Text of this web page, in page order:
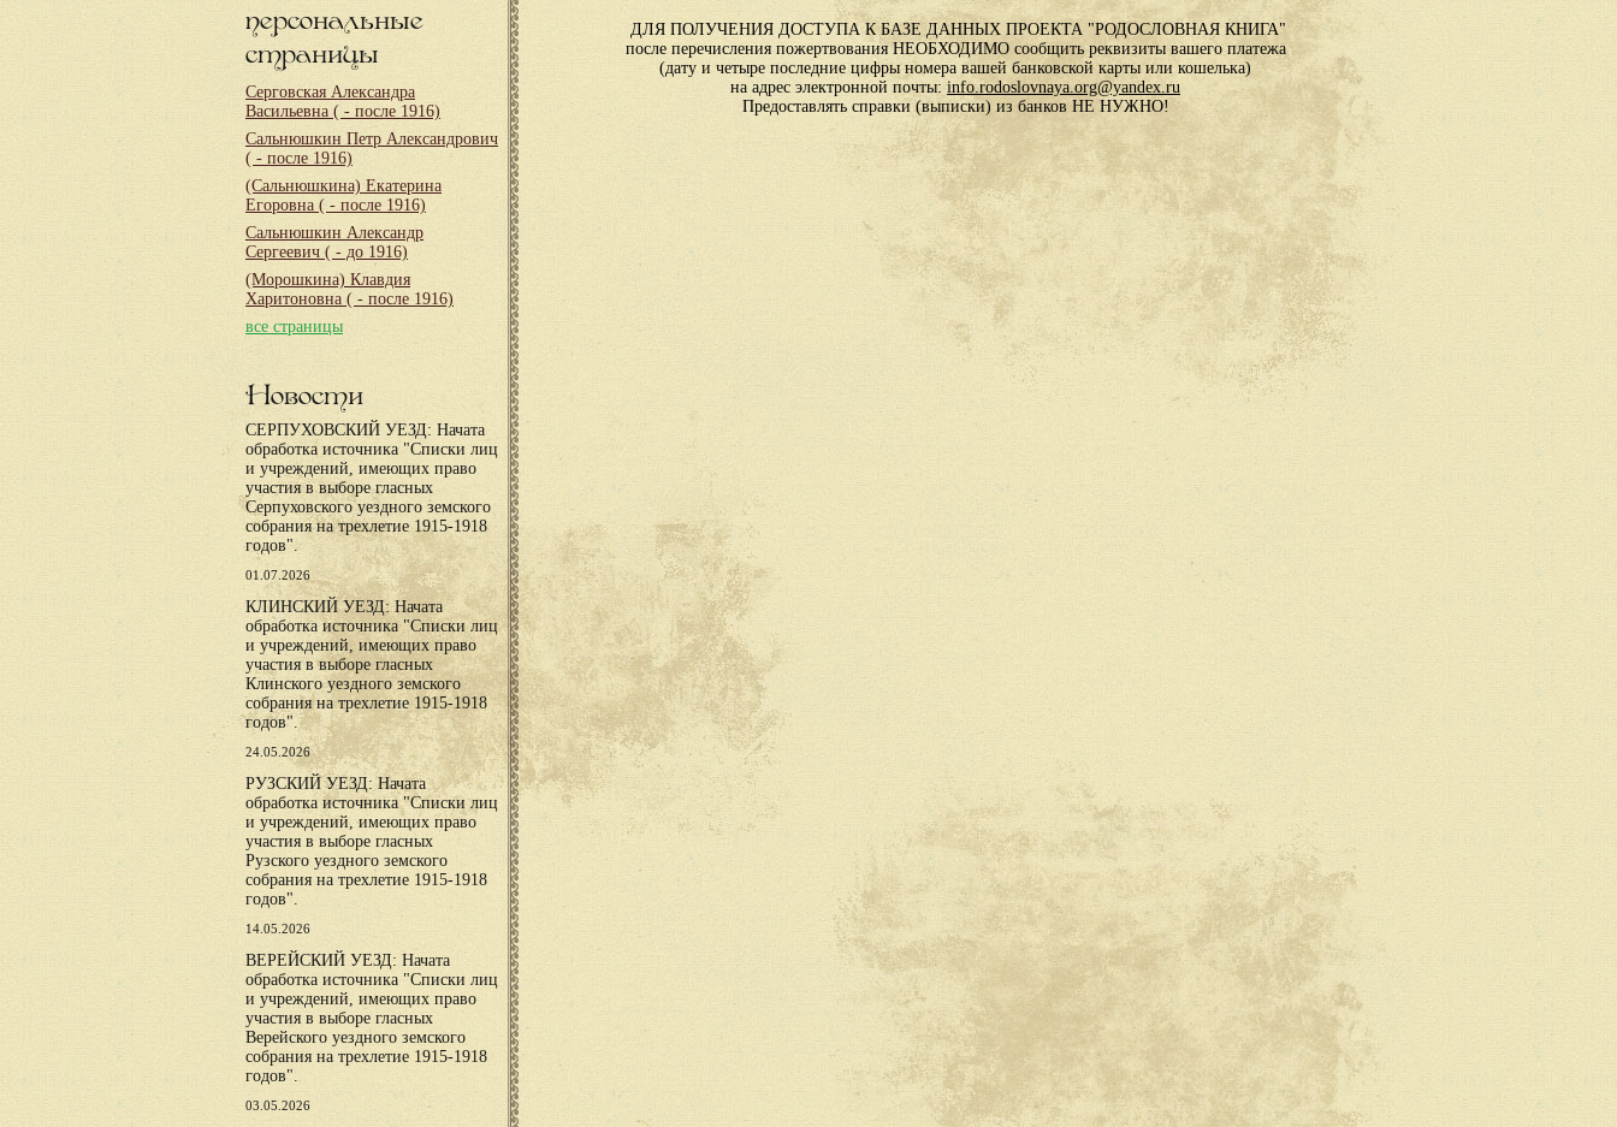
персональные
страницы
Серговская Александра
Васильевна ( - после 1916)
Сальнюшкин Петр Александрович
( - после 1916)
(Сальнюшкина) Екатерина
Егоровна ( - после 1916)
Сальнюшкин Александр
Сергеевич ( - до 1916)
(Морошкина) Клавдия
Харитоновна ( - после 1916)
все страницы
Новости
СЕРПУХОВСКИЙ УЕЗД: Начата
обработка источника "Списки лиц
и учреждений, имеющих право
участия в выборе гласных
Серпуховского уездного земского
собрания на трехлетие 1915-1918
годов".
01.07.2026
КЛИНСКИЙ УЕЗД: Начата
обработка источника "Списки лиц
и учреждений, имеющих право
участия в выборе гласных
Клинского уездного земского
собрания на трехлетие 1915-1918
годов".
24.05.2026
РУЗСКИЙ УЕЗД: Начата
обработка источника "Списки лиц
и учреждений, имеющих право
участия в выборе гласных
Рузского уездного земского
собрания на трехлетие 1915-1918
годов".
14.05.2026
ВЕРЕЙСКИЙ УЕЗД: Начата
обработка источника "Списки лиц
и учреждений, имеющих право
участия в выборе гласных
Верейского уездного земского
собрания на трехлетие 1915-1918
годов".
03.05.2026
ДЛЯ ПОЛУЧЕНИЯ ДОСТУПА К БАЗЕ ДАННЫХ ПРОЕКТА "РОДОСЛОВНАЯ КНИГА"
после перечисления пожертвования НЕОБХОДИМО сообщить реквизиты вашего платежа
(дату и четыре последние цифры номера вашей банковской карты или кошелька)
на адрес электронной почты: info.rodoslovnaya.org@yandex.ru
Предоставлять справки (выписки) из банков НЕ НУЖНО!